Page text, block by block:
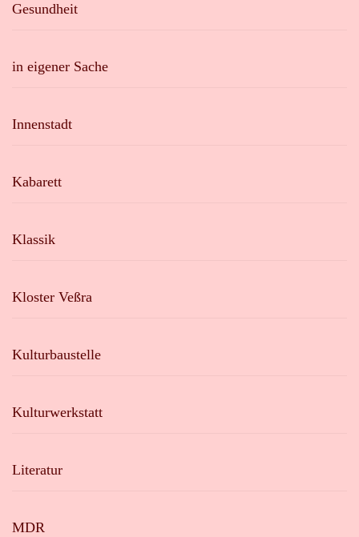
Gesundheit
in eigener Sache
Innenstadt
Kabarett
Klassik
Kloster Veßra
Kulturbaustelle
Kulturwerkstatt
Literatur
MDR